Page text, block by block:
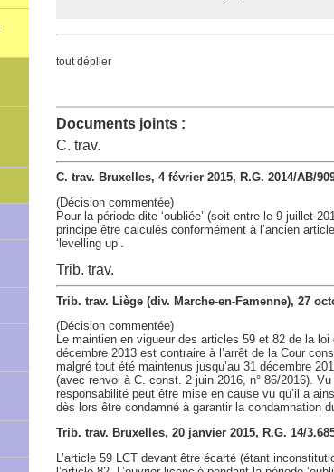
tout déplier
Documents joints :
C. trav.
C. trav. Bruxelles, 4 février 2015, R.G. 2014/AB/
(Décision commentée)
Pour la période dite ‘oubliée’ (soit entre le 9 juillet
principe être calculés conformément à l’ancien
‘levelling up’.
Trib. trav.
Trib. trav. Liège (div. Marche-en-Famenne), 27
(Décision commentée)
Le maintien en vigueur des articles 59 et 82 de la
décembre 2013 est contraire à l’arrêt de la Cour
malgré tout été maintenus jusqu’au 31 décembre
(avec renvoi à C. const. 2 juin 2016, n° 86/2016).
responsabilité peut être mise en cause vu qu’il a
dès lors être condamné à garantir la condamnation
Trib. trav. Bruxelles, 20 janvier 2015, R.G. 14/
L’article 59 LCT devant être écarté (étant